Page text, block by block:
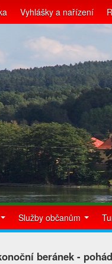
Vyhlášky a nařízení
Služby občanům
beránek -